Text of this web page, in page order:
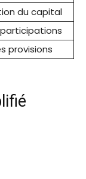
du capital
provisions